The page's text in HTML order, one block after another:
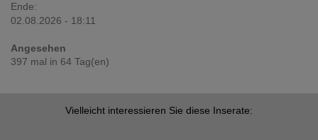
Ende:
02.08.2026 - 18:11
Angesehen
397 mal in 64 Tag(en)
Vielleicht interessieren Sie diese Inserate: